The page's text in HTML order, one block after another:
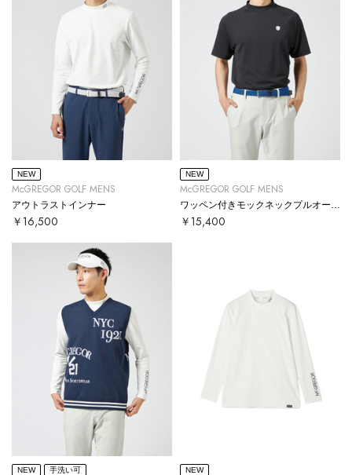
NEW
McGREGOR GOLF MENS
アウトラストインナー
￥16,500
NEW
McGREGOR GOLF MENS
￥15,400
NEW 手洗い可 NEW